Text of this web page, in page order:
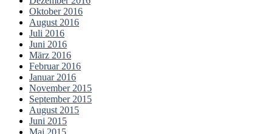
Oktober 2016
August 2016
Juli 2016
Juni 2016
März 2016
Februar 2016
Januar 2016
November 2015
September 2015
August 2015
Juni 2015